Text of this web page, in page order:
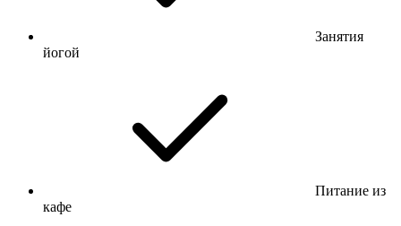
Занятия
йогой
Питание из
кафе